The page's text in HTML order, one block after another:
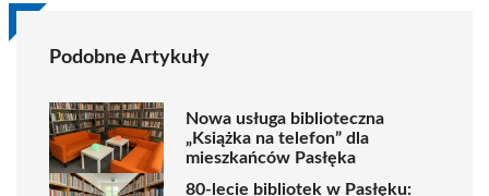
Podobne Artykuły
Nowa usługa biblioteczna
„Książka na telefon” dla
mieszkańców Pasłęka
80-lecie bibliotek w Pasłęku: